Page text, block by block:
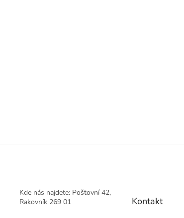
Kde nás najdete: Poštovní 42,
Rakovník 269 01
Kontakt